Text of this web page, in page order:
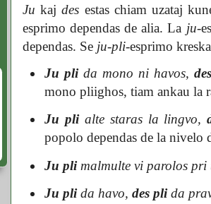
Ju kajdes estas chiam uzataj
esprimo dependas de alia. La ju-
dependas. Se ju-pli-esprimo
Ju plida mono ni havos,
mono pliighos, tiam ankau la
Ju plialte staras la lingvo,
popolo dependas de la nivelo
Ju plimalmulte vi parolos pri
Ju plida havo, des plida